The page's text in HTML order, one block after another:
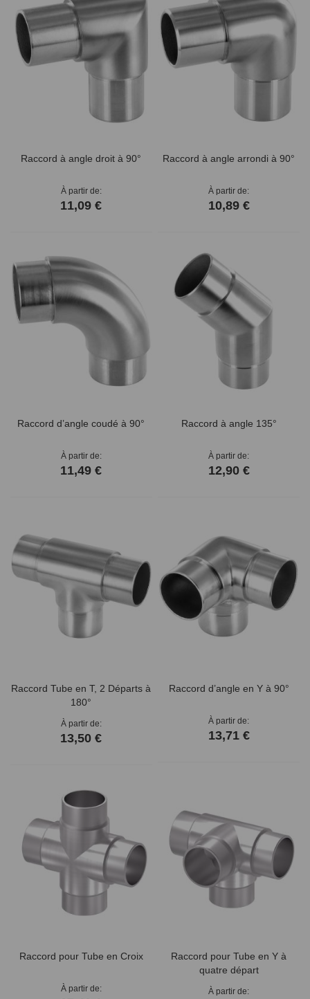
Raccord à angle droit à 90°
À partir de
11,09 €
Raccord à angle arrondi à 90°
À partir de
10,89 €
Raccord d’angle coudé à 90°
À partir de
11,49 €
Raccord à angle 135°
À partir de
12,90 €
Raccord Tube en T, 2 Départs à
180°
À partir de
13,50 €
Raccord d’angle en Y à 90°
À partir de
13,71 €
Raccord pour Tube en Croix
À partir de
Raccord pour Tube en Y à
quatre départ
À partir de